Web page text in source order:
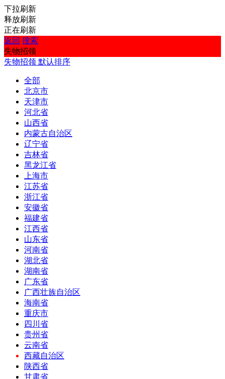
下拉刷新
释放刷新
正在刷新
返回 搜索
失物招领
失物招领 默认排序
全部
北京市
天津市
河北省
山西省
内蒙古自治区
辽宁省
吉林省
黑龙江省
上海市
江苏省
浙江省
安徽省
福建省
江西省
山东省
河南省
湖北省
湖南省
广东省
广西壮族自治区
海南省
重庆市
四川省
贵州省
云南省
西藏自治区
陕西省
甘肃省